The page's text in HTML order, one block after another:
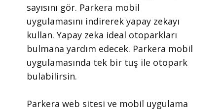
sayısını gör. Parkera mobil
uygulamasını indirerek yapay zekayı
kullan. Yapay zeka ideal otoparkları
bulmana yardım edecek. Parkera mobil
uygulamasında tek bir tuş ile otopark
bulabilirsin.
​Parkera web sitesi ve mobil uygulama